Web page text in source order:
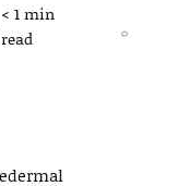
< 1min
read